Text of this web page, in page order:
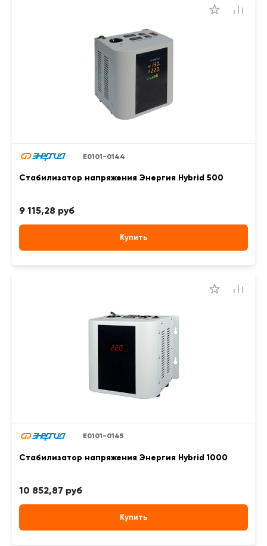
Е0101-0144
Стабилизатор напряжения Энергия Hybrid 500
9 115,28 руб
Купить
Е0101-0145
Стабилизатор напряжения Энергия Hybrid 1000
10 852,87 руб
Купить